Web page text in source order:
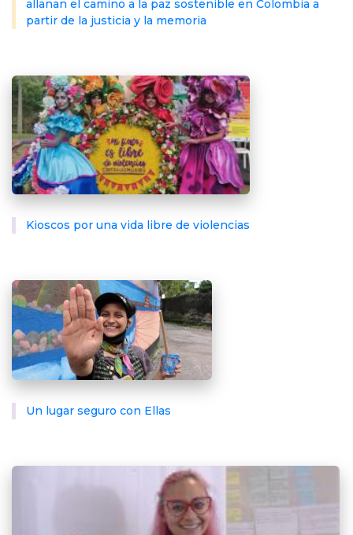
allanan el camino a la paz sostenible en Colombia a
partir de la justicia y la memoria
Kioscos por una vida libre de violencias
Un lugar seguro con Ellas